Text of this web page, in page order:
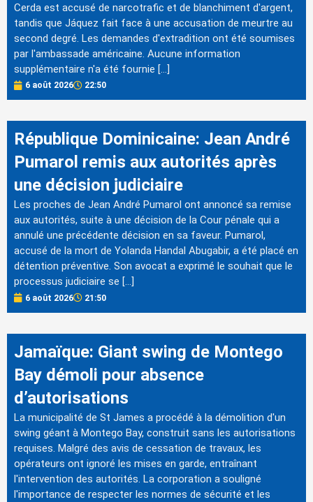
Cerda est accusé de narcotrafic et de blanchiment d'argent,
tandis que Jáquez fait face à une accusation de meurtre au
second degré. Les demandes d'extradition ont été soumises
par l'ambassade américaine. Aucune information
supplémentaire n'a été fournie […]
6 août 2026 22:50
République Dominicaine: Jean André
Pumarol remis aux autorités après
une décision judiciaire
Les proches de Jean André Pumarol ont annoncé sa remise
aux autorités, suite à une décision de la Cour pénale qui a
annulé une précédente décision en sa faveur. Pumarol,
accusé de la mort de Yolanda Handal Abugabir, a été placé en
détention préventive. Son avocat a exprimé le souhait que le
processus judiciaire se […]
6 août 2026 21:50
Jamaïque: Giant swing de Montego
Bay démoli pour absence
d’autorisations
La municipalité de St James a procédé à la démolition d'un
swing géant à Montego Bay, construit sans les autorisations
requises. Malgré des avis de cessation de travaux, les
opérateurs ont ignoré les mises en garde, entraînant
l'intervention des autorités. La corporation a souligné
l'importance de respecter les normes de sécurité et les